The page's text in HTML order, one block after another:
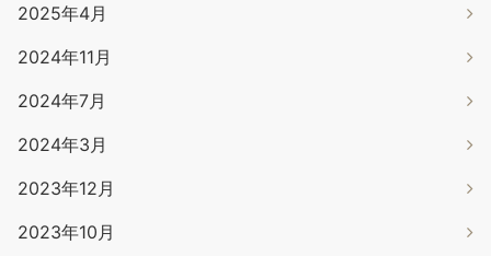
2025年4月
2024年11月
2024年7月
2024年3月
2023年12月
2023年10月